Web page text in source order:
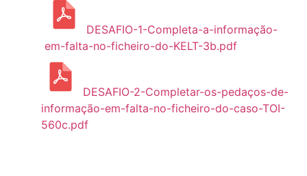
DESAFIO-1-Completa-a-informação-
em-falta-no-ficheiro-do-KELT-3b.pdf
DESAFIO-2-Completar-os-pedaços-de-
informação-em-falta-no-ficheiro-do-caso-TOI-
560c.pdf